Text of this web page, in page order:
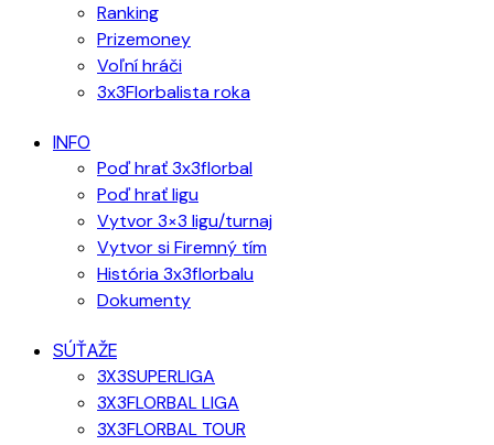
Ranking
Prizemoney
Voľní hráči
3x3Florbalista roka
INFO
Poď hrať 3x3florbal
Poď hrať ligu
Vytvor 3×3 ligu/turnaj
Vytvor si Firemný tím
História 3x3florbalu
Dokumenty
SÚŤAŽE
3X3SUPERLIGA
3X3FLORBAL LIGA
3X3FLORBAL TOUR